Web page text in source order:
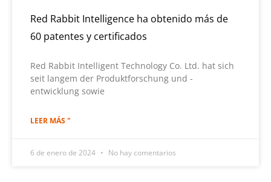
Red Rabbit Intelligence ha obtenido más de
60 patentes y certificados
Red Rabbit Intelligent Technology Co. Ltd. hat sich
seit langem der Produktforschung und -
entwicklung sowie
LEER MÁS "
6 de enero de 2024 No hay comentarios